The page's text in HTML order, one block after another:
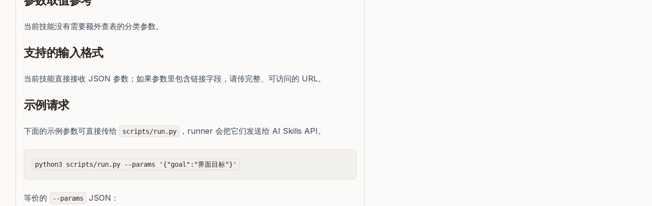
当前技能没有需要额外查表的分类参数。
支持的输入格式
当前技能直接接收 JSON 参数；如果参数里包含链接字段，请传完整、可访问的 URL。
示例请求
下面的示例参数可直接传给 scripts/run.py ，runner 会把它们发送给 AI Skills API。
等价的 --params JSON：